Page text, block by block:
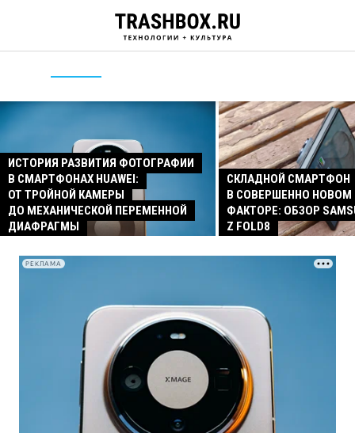
ИСТОРИЯ РАЗВИТИЯ ФОТОГРАФИИ
В СМАРТФОНАХ HUAWEI:
ОТ ТРОЙНОЙ КАМЕРЫ
ДО МЕХАНИЧЕСКОЙ ПЕРЕМЕННОЙ
ДИАФРАГМЫ
СКЛАДНОЙ СМАРТФОН
В СОВЕРШЕННО
ФАКТОРЕ: ОБЗОР
Z FOLD8
РЕКЛАМА